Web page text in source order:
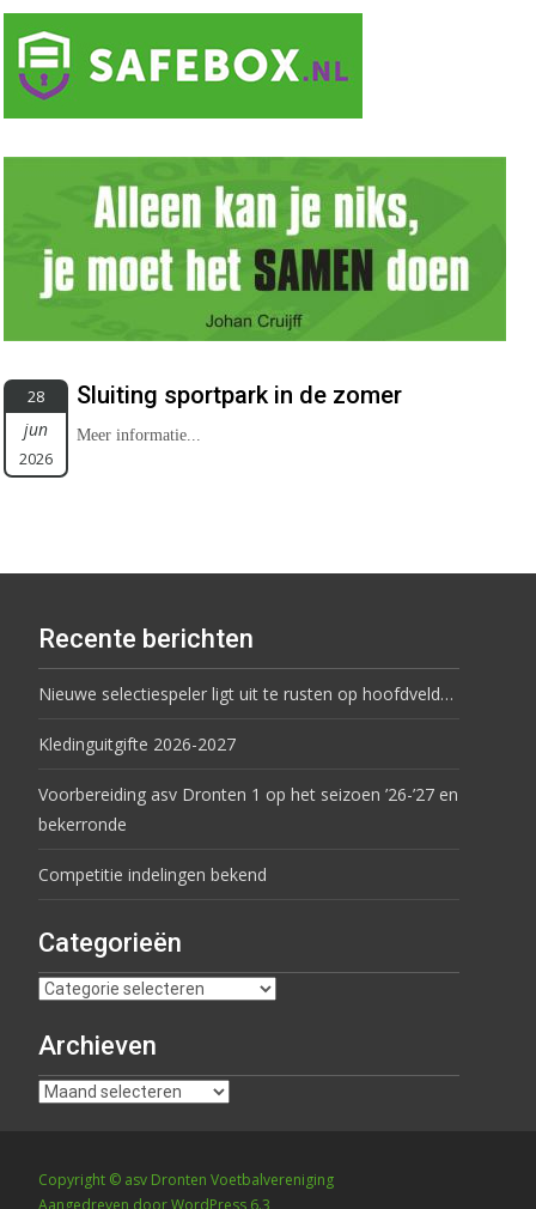
28
jun
2026
Sluiting sportpark in de zomer
Meer informatie...
Recente berichten
Nieuwe selectiespeler ligt uit te rusten op hoofdveld…
Kledinguitgifte 2026-2027
Voorbereiding asv Dronten 1 op het seizoen ’26-’27 en
bekerronde
Competitie indelingen bekend
Categorieën
Archieven
Copyright © asv Dronten Voetbalvereniging
Aangedreven door WordPress 6.3